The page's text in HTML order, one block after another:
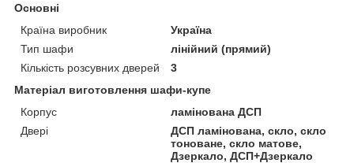
Основні
Країна виробник
Україна
Тип шафи
лінійний (прямий)
Кількість розсувних дверей
3
Матеріал виготовлення шафи-купе
Корпус
ламінована ДСП
Двері
ДСП ламінована, скло, скло
тоноване, скло матове,
Дзеркало, ДСП+Дзеркало